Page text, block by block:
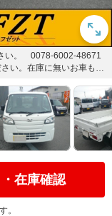
い。 0078-6002-48671
い。在庫に無いお車も、
在庫確認
。